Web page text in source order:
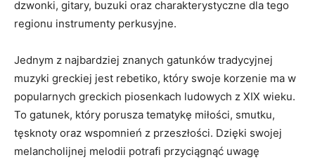
dzwonki, gitary, buzuki oraz charakterystyczne⁤ dla tego⁢
regionu instrumenty perkusyjne.
Jednym z najbardziej znanych gatunków tradycyjnej‌
muzyki greckiej jest rebetiko, który swoje ‍korzenie ma w
popularnych greckich piosenkach ludowych z XIX wieku.
To gatunek, który porusza tematykę miłości, smutku,
‌tęsknoty oraz ⁣wspomnień⁢ z ​przeszłości. Dzięki swojej
melancholijnej melodii potrafi przyciągnąć uwagę